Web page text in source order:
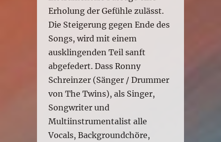
Erholung der Gefühle zulässt.
Die Steigerung gegen Ende des
Songs, wird mit einem
ausklingenden Teil sanft
abgefedert. Dass Ronny
Schreinzer (Sänger / Drummer
von The Twins), als Singer,
Songwriter und
Multiinstrumentalist alle
Vocals, Backgroundchöre,